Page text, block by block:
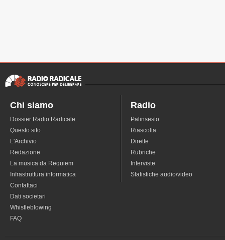
Chi siamo
Dossier Radio Radicale
Questo sito
L'Archivio
Redazione
La musica da Requiem
Infrastruttura informatica
Contattaci
Dati societari
Whistleblowing
FAQ
Radio
Palinsesto
Riascolta
Dirette
Rubriche
Interviste
Statistiche audio/video